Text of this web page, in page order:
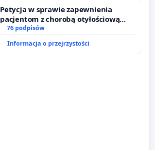
Petycja w sprawie zapewnienia
pacjentom z chorobą otyłościową
dostępu do kompleksowego leczenia
76 podpisów
Informacja o przejrzystości